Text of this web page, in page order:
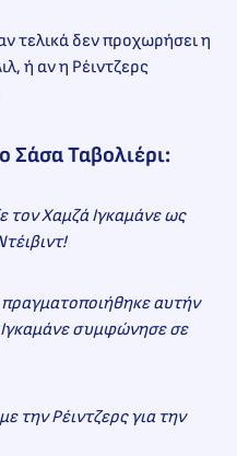
τελικά δεν προχωρήσει η
ή αν η Ρέιντζερς
Σάσα Ταβολιέρι:
τον Χαμζά Ιγκαμάνε ως
αυτήν
συμφώνησε σε
την Ρέιντζερς για την